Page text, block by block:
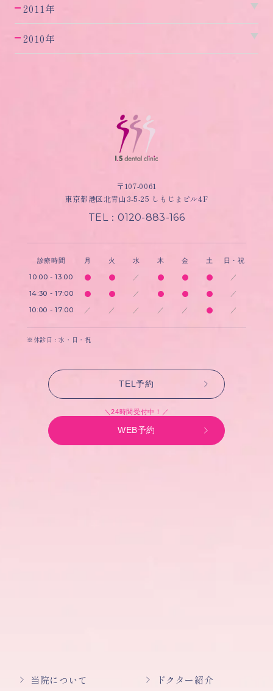
2011年
2010年
〒107-0061
東京都港区北青山3-5-25 しもじまビル4F
TEL：0120-883-166
診療時間 月 火 水 木 金 土 日・祝
10:00 - 13:00 ／ ／
14:30 - 17:00 ／ ／
10:00 - 17:00 ／ ／ ／ ／ ／ ／
※休診日 : 水・日・祝
TEL予約
＼24時間受付中！／
WEB予約
当院について ドクター紹介